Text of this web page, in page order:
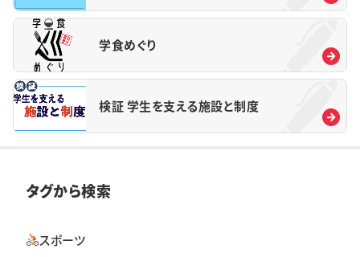
学食めぐり
検証 学生を支える施設と制度
タグから検索
スポーツ